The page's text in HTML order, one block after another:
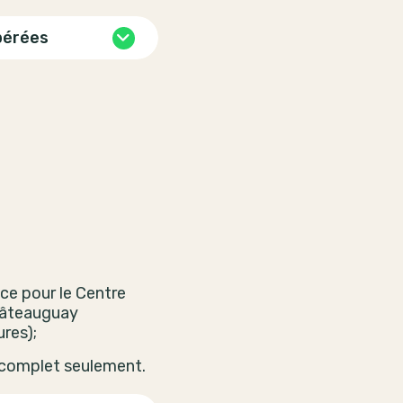
pour le Centre
seulement.